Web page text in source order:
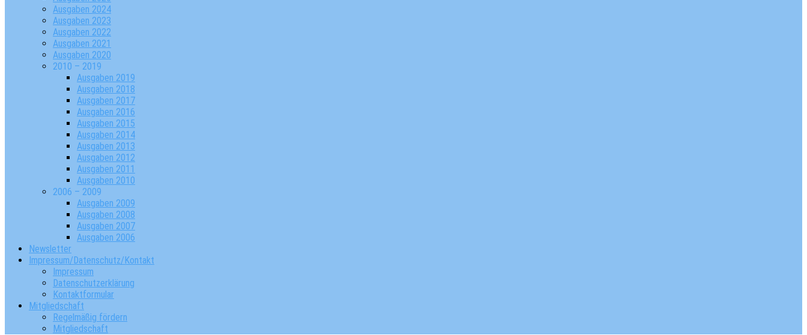
Ausgaben 2024
Ausgaben 2023
Ausgaben 2022
Ausgaben 2021
Ausgaben 2020
2010 – 2019
Ausgaben 2019
Ausgaben 2018
Ausgaben 2017
Ausgaben 2016
Ausgaben 2015
Ausgaben 2014
Ausgaben 2013
Ausgaben 2012
Ausgaben 2011
Ausgaben 2010
2006 – 2009
Ausgaben 2009
Ausgaben 2008
Ausgaben 2007
Ausgaben 2006
Newsletter
Impressum/Datenschutz/Kontakt
Impressum
Datenschutzerklärung
Kontaktformular
Mitgliedschaft
Regelmäßig fördern
Mitgliedschaft